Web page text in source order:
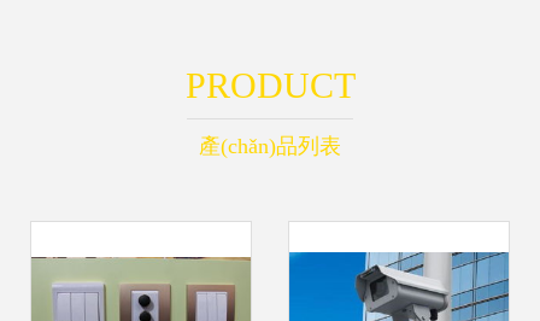
PRODUCT
產(chǎn)品列表